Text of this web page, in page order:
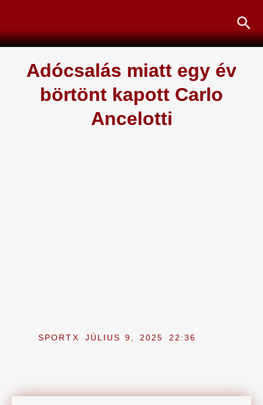
content
Adócsalás miatt egy év
börtönt kapott Carlo
Ancelotti
SPORTX JÚLIUS 9, 2025 22:36